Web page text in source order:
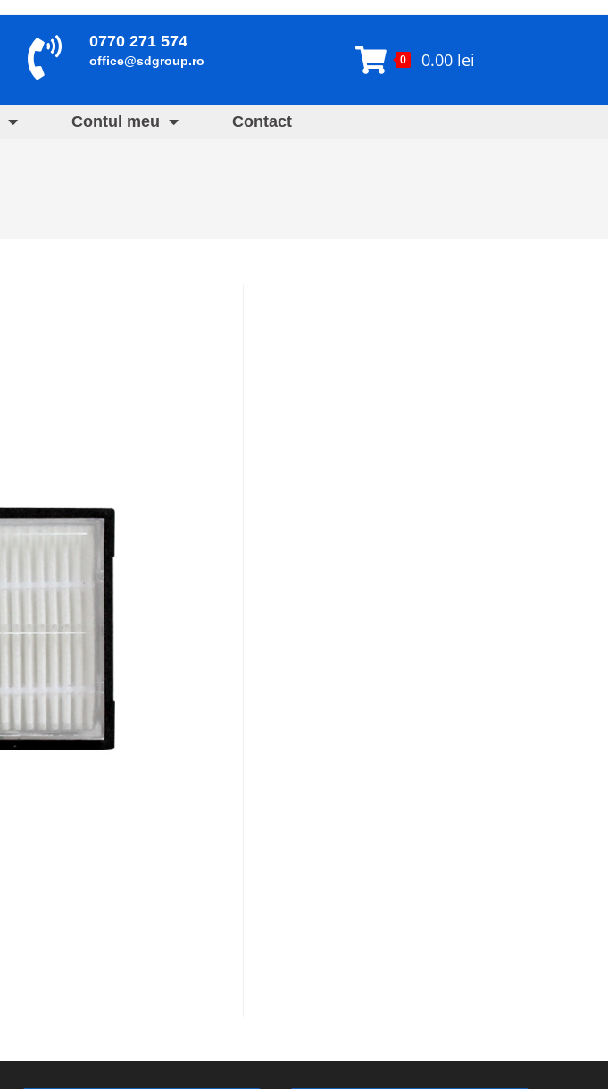
0770 271 574
office@sdgroup.ro 0 0.00 lei
Contul meu Contact